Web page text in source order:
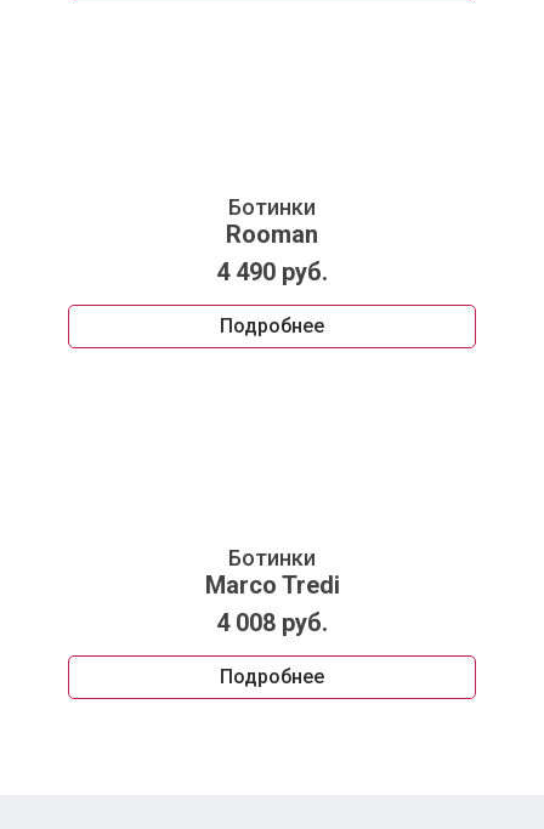
Ботинки
Rooman
4 490 руб.
Подробнее
Ботинки
Marco Tredi
4 008 руб.
Подробнее